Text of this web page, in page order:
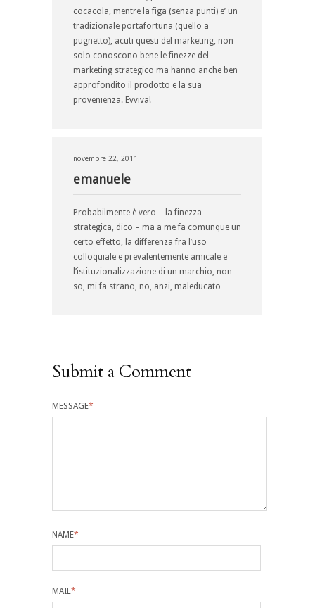
cocacola, mentre la figa (senza punti) e’ un
tradizionale portafortuna (quello a
pugnetto), acuti questi del marketing, non
solo conoscono bene le finezze del
marketing strategico ma hanno anche ben
approfondito il prodotto e la sua
provenienza. Evviva!
novembre 22, 2011
emanuele
Probabilmente è vero – la finezza
strategica, dico – ma a me fa comunque un
certo effetto, la differenza fra l’uso
colloquiale e prevalentemente amicale e
l’istituzionalizzazione di un marchio, non
so, mi fa strano, no, anzi, maleducato
Submit a Comment
MESSAGE*
NAME*
MAIL*